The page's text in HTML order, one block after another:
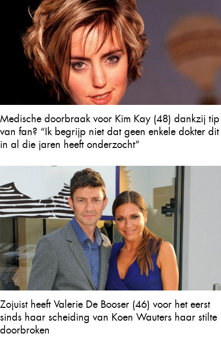
Medische doorbraak voor Kim Kay (48) dankzij tip
van fan? “Ik begrijp niet dat geen enkele dokter dit
in al die jaren heeft onderzocht”
Zojuist heeft Valerie De Booser (46) voor het eerst
sinds haar scheiding van Koen Wauters haar stilte
doorbroken